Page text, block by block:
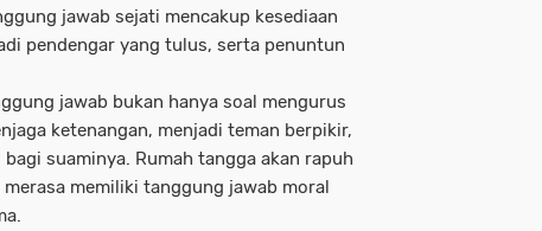
jawab sejati mencakup kesediaan
pendengar yang tulus, serta penuntun
jawab bukan hanya soal mengurus
ketenangan, menjadi teman berpikir,
suaminya. Rumah tangga akan rapuh
memiliki tanggung jawab moral